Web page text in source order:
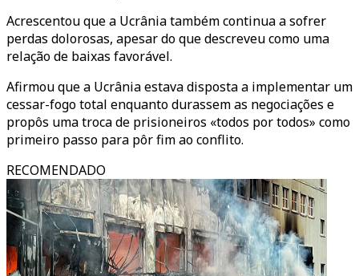
Acrescentou que a Ucrânia também continua a sofrer
perdas dolorosas, apesar do que descreveu como uma
relação de baixas favorável.
Afirmou que a Ucrânia estava disposta a implementar um
cessar-fogo total enquanto durassem as negociações e
propôs uma troca de prisioneiros «todos por todos» como
primeiro passo para pôr fim ao conflito.
RECOMENDADO